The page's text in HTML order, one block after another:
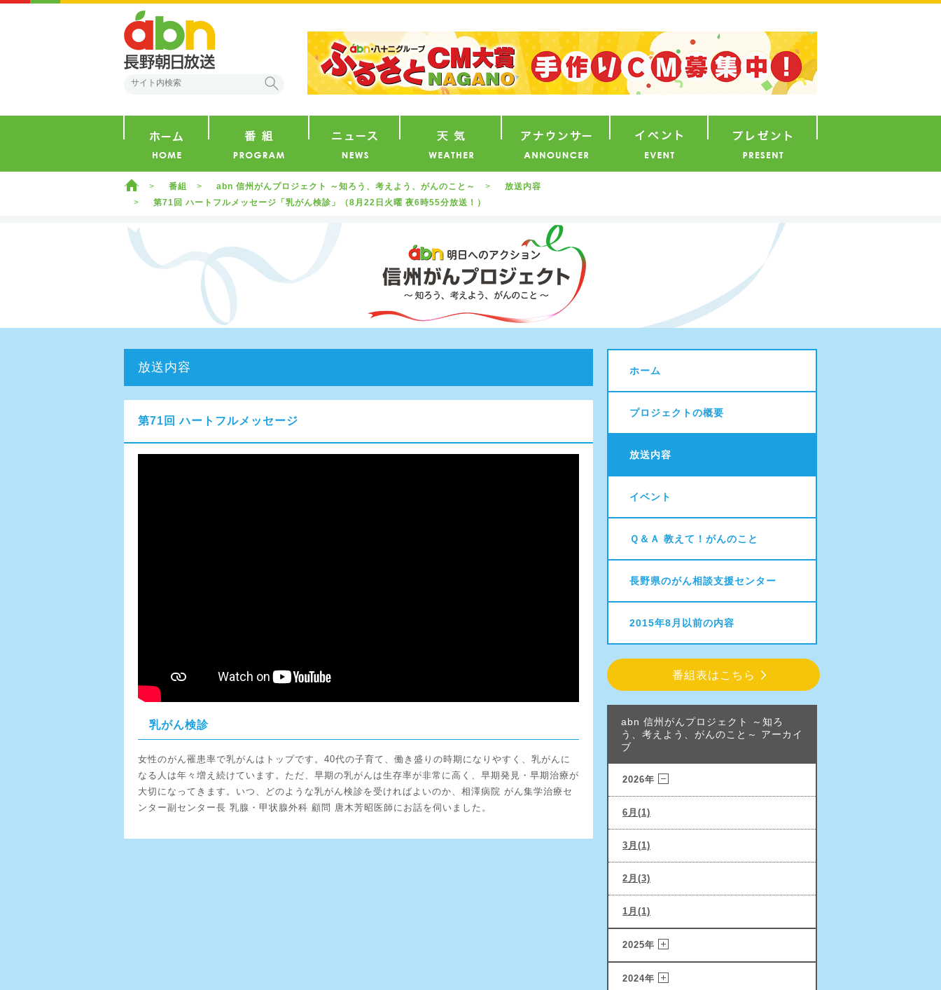
ホーム 番組 abn 信州がんプロジェクト ～知ろう、考えよう、がんのこと～
放送内容
第71回 ハートフルメッセージ「乳がん検診」（8月22日火曜 夜6時55分放送！）
放送内容
第71回 ハートフルメッセージ
乳がん検診
女性のがん罹患率で乳がんはトップです。40代の子育て、働き盛りの時期になりやすく、乳がんに
なる人は年々増え続けています。ただ、早期の乳がんは生存率が非常に高く、早期発見・早期治療が
大切になってきます。いつ、どのような乳がん検診を受ければよいのか、相澤病院 がん集学治療セ
ンター副センター長 乳腺・甲状腺外科 顧問 唐木芳昭医師にお話を伺いました。
ホーム
プロジェクトの概要
放送内容
イベント
Ｑ＆Ａ 教えて！がんのこと
長野県のがん相談支援センター
2015年8月以前の内容
番組表はこちら
abn 信州がんプロジェクト ～知ろ
う、考えよう、がんのこと～ アーカイ
ブ
2026年
6月(1)
3月(1)
2月(3)
1月(1)
2025年
2024年